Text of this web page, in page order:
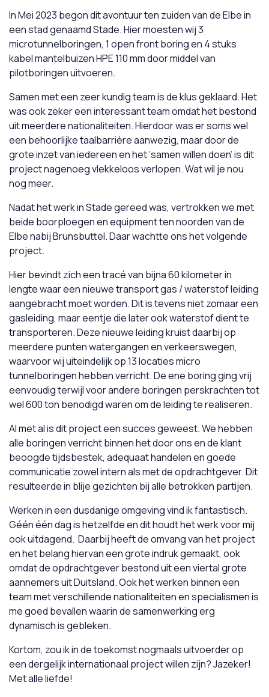
In Mei 2023 begon dit avontuur ten zuiden van de Elbe in
een stad genaamd Stade. Hier moesten wij 3
microtunnelboringen, 1 open front boring en 4 stuks
kabel mantelbuizen HPE 110 mm door middel van
pilotboringen uitvoeren.
Samen met een zeer kundig team is de klus geklaard. Het
was ook zeker een interessant team omdat het bestond
uit meerdere nationaliteiten. Hierdoor was er soms wel
een behoorlijke taalbarrière aanwezig, maar door de
grote inzet van iedereen en het ‘samen willen doen’ is dit
project nagenoeg vlekkeloos verlopen. Wat wil je nou
nog meer.
Nadat het werk in Stade gereed was, vertrokken we met
beide boorploegen en equipment ten noorden van de
Elbe nabij Brunsbuttel. Daar wachtte ons het volgende
project.
Hier bevindt zich een tracé van bijna 60 kilometer in
lengte waar een nieuwe transport gas / waterstof leiding
aangebracht moet worden. Dit is tevens niet zomaar een
gasleiding, maar eentje die later ook waterstof dient te
transporteren. Deze nieuwe leiding kruist daarbij op
meerdere punten watergangen en verkeerswegen,
waarvoor wij uiteindelijk op 13 locaties micro
tunnelboringen hebben verricht. De ene boring ging vrij
eenvoudig terwijl voor andere boringen perskrachten tot
wel 600 ton benodigd waren om de leiding te realiseren.
Al met al is dit project een succes geweest. We hebben
alle boringen verricht binnen het door ons en de klant
beoogde tijdsbestek, adequaat handelen en goede
communicatie zowel intern als met de opdrachtgever. Dit
resulteerde in blije gezichten bij alle betrokken partijen.
Werken in een dusdanige omgeving vind ik fantastisch.
Géén één dag is hetzelfde en dit houdt het werk voor mij
ook uitdagend. Daarbij heeft de omvang van het project
en het belang hiervan een grote indruk gemaakt, ook
omdat de opdrachtgever bestond uit een viertal grote
aannemers uit Duitsland. Ook het werken binnen een
team met verschillende nationaliteiten en specialismen is
me goed bevallen waarin de samenwerking erg
dynamisch is gebleken.
Kortom, zou ik in de toekomst nogmaals uitvoerder op
een dergelijk internationaal project willen zijn? Jazeker!
Met alle liefde!